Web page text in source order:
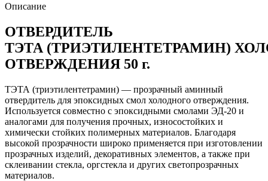
Описание
ОТВЕРДИТЕЛЬ
ТЭТА (ТРИЭТИЛЕНТЕТРАМИН)
ОТВЕРЖДЕНИЯ 50 г.
ТЭТА (триэтилентетрамин) — прозрачный аминный
отвердитель для эпоксидных смол холодного отверждения.
Используется совместно с эпоксидными смолами ЭД-20 и
аналогами для получения прочных, износостойких и
химически стойких полимерных материалов. Благодаря
высокой прозрачности широко применяется при изготовлении
прозрачных изделий, декоративных элементов, а также при
склеивании стекла, оргстекла и других светопрозрачных
материалов.